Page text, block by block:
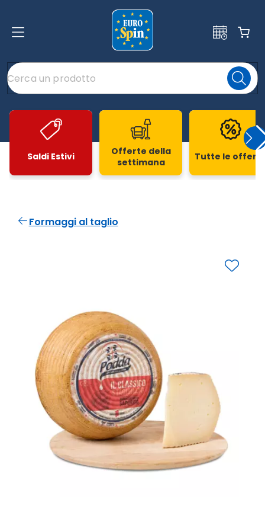
Saldi Estivi
Offerte della
settimana
Tutte le
Formaggi al taglio